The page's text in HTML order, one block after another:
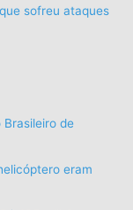
sofreu ataques
Brasileiro de
eram